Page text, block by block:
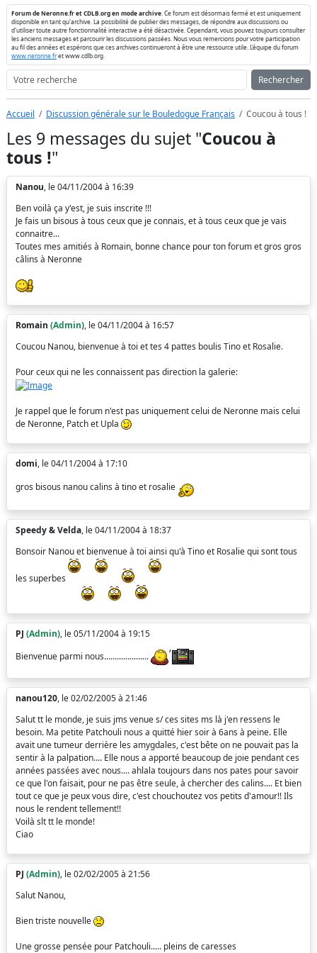
Forum de Neronne.fr et CDLB.org en mode archive . Ce forum est désormais fermé et est uniquement
disponible en tant qu'archive. La possibilité de publier des messages, de répondre aux discussions ou
d'utiliser toute autre fonctionnalité interactive a été désactivée. Cependant, vous pouvez toujours consulter
les anciens messages et parcourir les discussions passées. Nous vous remercions pour votre participation
au fil des années et espérons que ces archives continueront à être une ressource utile. L'équipe du forum
www.neronne.fret www.cdlb.org.
Rechercher
Accueil Discussion générale sur le Bouledogue Français Coucou à tous !
Les 9 messages du sujet "Coucou à
tous !"
Nanou, le 04/11/2004 à 16:39
Ben voilà ça y'est, je suis inscrite !!!
Je fais un bisous à tous ceux que je connais, et à tous ceux que je vais
connaitre...
Toutes mes amitiés à Romain, bonne chance pour ton forum et gros gros
câlins à Neronne
Romain (Admin), le 04/11/2004 à 16:57
Coucou Nanou, bienvenue à toi et tes 4 pattes boulis Tino et Rosalie.
Pour ceux qui ne les connaissent pas direction la galerie:
Je rappel que le forum n'est pas uniquement celui de Neronne mais celui
de Neronne, Patch et Upla
domi, le 04/11/2004 à 17:10
gros bisous nanou calins à tino et rosalie
Speedy & Velda, le 04/11/2004 à 18:37
Bonsoir Nanou et bienvenue à toi ainsi qu'à Tino et Rosalie qui sont tous
les superbes
PJ (Admin), le 05/11/2004 à 19:15
Bienvenue parmi nous.....................
nanou120, le 02/02/2005 à 21:46
Salut tt le monde, je suis jms venue s/ ces sites ms là j'en ressens le
besoin. Ma petite Patchouli nous a quitté hier soir à 6ans à peine. Elle
avait une tumeur derrière les amygdales, c'est bête on ne pouvait pas la
sentir à la palpation.... Elle nous a apporté beaucoup de joie pendant ces
années passées avec nous.... ahlala toujours dans nos pates pour savoir
ce que l'on faisait, pour ne pas être seule, à chercher des calins.... Et bien
tout ce que je peux vous dire, c'est chouchoutez vos petits d'amour!! Ils
nous le rendent tellement!!
Voilà slt tt le monde!
Ciao
PJ (Admin), le 02/02/2005 à 21:56
Salut Nanou,
Bien triste nouvelle
Une grosse pensée pour Patchouli..... pleins de caresses